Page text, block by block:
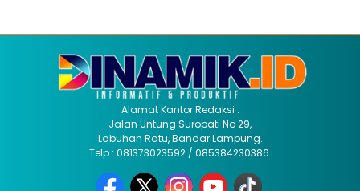
Alamat Kantor Redaksi :
Jalan Untung Suropati No 29,
Labuhan Ratu, Bandar Lampung.
Telp : 081373023592 / 085384230386.